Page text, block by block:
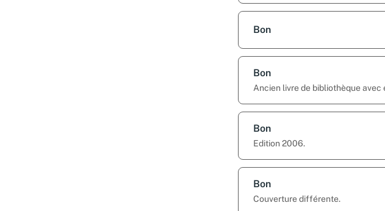
Bon
Bon
Ancien livre de bibliothèque avec
Bon
Edition 2006.
Bon
Couverture différente.